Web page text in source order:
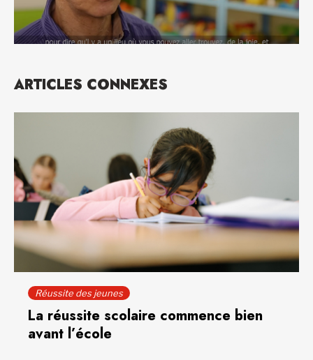
ARTICLES CONNEXES
Réussite des jeunes
La réussite scolaire commence bien
avant l’école